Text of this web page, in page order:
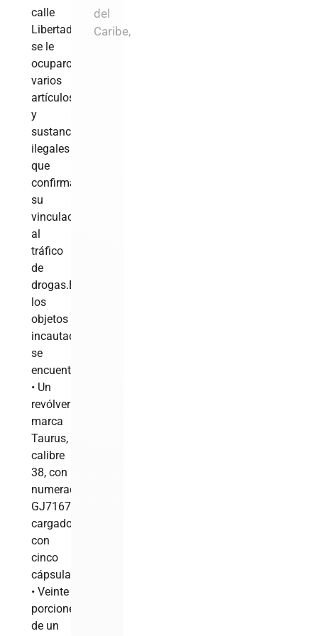
calle
Libertad,
se le
ocuparon
varios
artículos
y
sustancias
ilegales
que
confirman
su
vinculación
al
tráfico
de
drogas.Entre
los
objetos
incautados
se
encuentran:
• Un
revólver
marca
Taurus,
calibre
38, con
numeración
GJ71673,
cargado
con
cinco
cápsulas.
• Veinte
porciones
de un
del
Caribe,